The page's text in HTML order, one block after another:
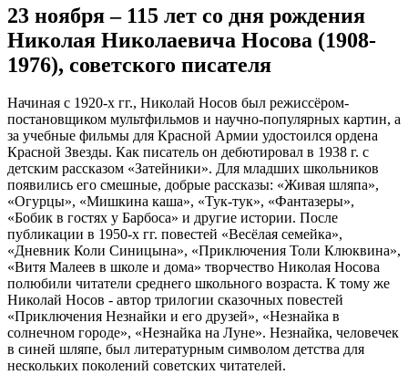
23 ноября – 115 лет со дня рождения
Николая Николаевича Носова (1908-
1976), советского писателя
Начиная с 1920-х гг., Николай Носов был режиссёром-
постановщиком мультфильмов и научно-популярных картин, а
за учебные фильмы для Красной Армии удостоился ордена
Красной Звезды. Как писатель он дебютировал в 1938 г. с
детским рассказом «Затейники». Для младших школьников
появились его смешные, добрые рассказы: «Живая шляпа»,
«Огурцы», «Мишкина каша», «Тук-тук», «Фантазеры»,
«Бобик в гостях у Барбоса» и другие истории. После
публикации в 1950-х гг. повестей «Весёлая семейка»,
«Дневник Коли Синицына», «Приключения Толи Клюквина»,
«Витя Малеев в школе и дома» творчество Николая Носова
полюбили читатели среднего школьного возраста. К тому же
Николай Носов - автор трилогии сказочных повестей
«Приключения Незнайки и его друзей», «Незнайка в
солнечном городе», «Незнайка на Луне». Незнайка, человечек
в синей шляпе, был литературным символом детства для
нескольких поколений советских читателей.